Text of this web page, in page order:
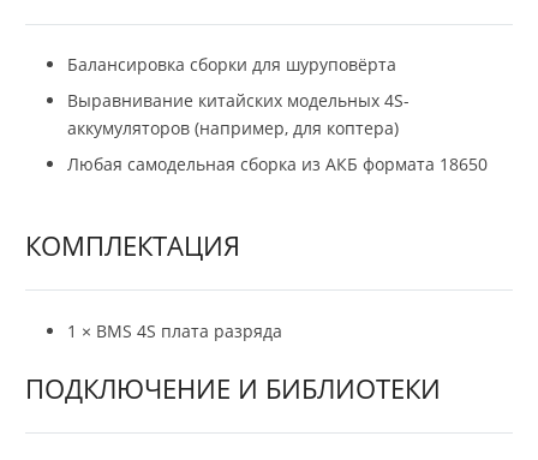
Балансировка сборки для шуруповёрта
Выравнивание китайских модельных 4S-
аккумуляторов (например, для коптера)
Любая самодельная сборка из АКБ формата 18650
КОМПЛЕКТАЦИЯ
1 × BMS 4S плата разряда
ПОДКЛЮЧЕНИЕ И БИБЛИОТЕКИ